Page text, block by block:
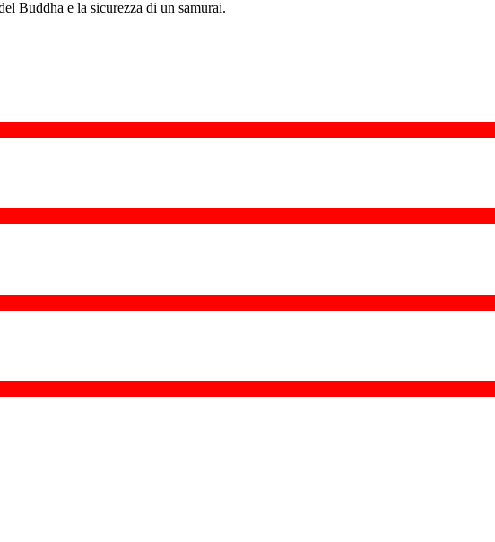
Buddha e la sicurezza di un samurai.